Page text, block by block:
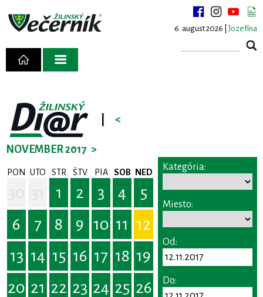
6. august 2026 | Jozefína
<
NOVEMBER 2017 >
PON UTO STR ŠTV PIA SOB NED
1 2 3 4
5
6
7 8 9 10 11 12
13 14 15 16 17 18 19
20 21 22 23 24 25 26
Kategória:
Miesto:
Od:
Do: